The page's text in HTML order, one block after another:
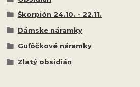
Škorpión 24.10. - 22.11.
Dámske náramky
Guľôčkové náramky
Zlatý obsidián